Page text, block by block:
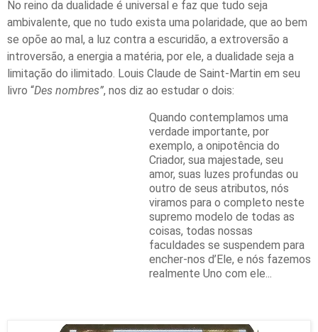
No reino da dualidade é universal e faz que tudo seja
ambivalente, que no tudo exista uma polaridade, que ao bem
se opõe ao mal, a luz contra a escuridão, a extroversão a
introversão, a energia a matéria, por ele, a dualidade seja a
limitação do ilimitado. Louis Claude de Saint-Martin em seu
livro “Des nombres”, nos diz ao estudar o dois:
Quando contemplamos uma
verdade importante, por
exemplo, a onipotência do
Criador, sua majestade, seu
amor, suas luzes profundas ou
outro de seus atributos, nós
viramos para o completo neste
supremo modelo de todas as
coisas, todas nossas
faculdades se suspendem para
encher-nos d’Ele, e nós fazemos
realmente Uno com ele...